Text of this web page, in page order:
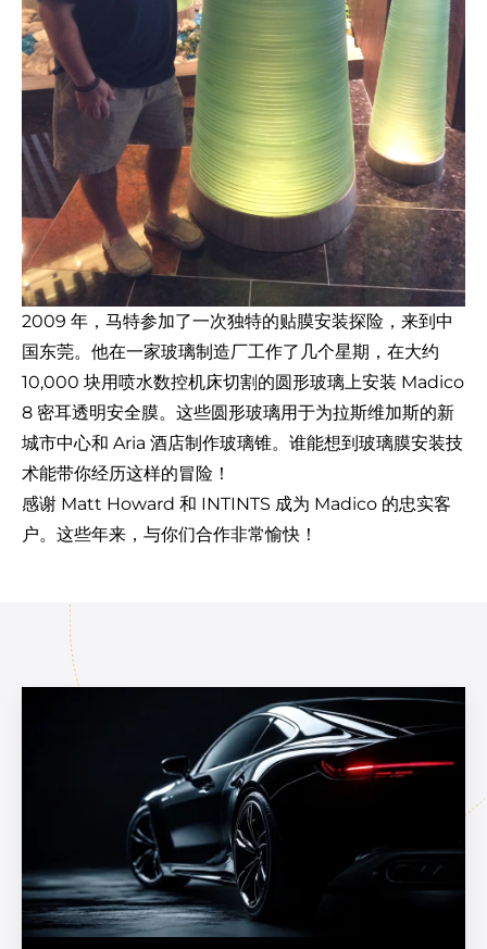
2009 年，马特参加了一次独特的贴膜安装探险，来到中
国东莞。他在一家玻璃制造厂工作了几个星期，在大约
10,000 块用喷水数控机床切割的圆形玻璃上安装 Madico
8 密耳透明安全膜。这些圆形玻璃用于为拉斯维加斯的新
城市中心和 Aria 酒店制作玻璃锥。谁能想到玻璃膜安装技
术能带你经历这样的冒险！
感谢 Matt Howard 和 INTINTS 成为 Madico 的忠实客
户。这些年来，与你们合作非常愉快！